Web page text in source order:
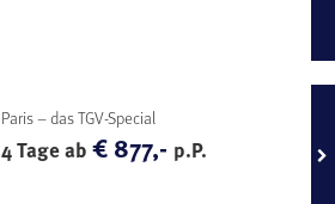
Paris – das TGV-Special
4 Tage ab€ 877,- p.P.